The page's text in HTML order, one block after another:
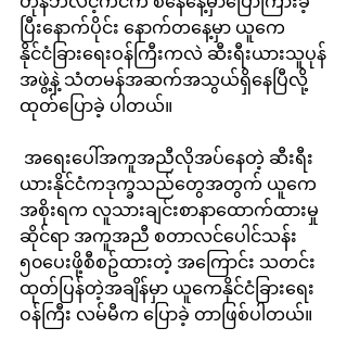
ပြီးနောက်ပိုင်း နောက်တနေ့မှာ ယူကေ
နိုင်ငံခြားရေးဝန်ကြီးကလဲ ဆီးရီးယားသူပုန်
အဖွဲ့နဲ့ သံတမန်အဆက်အသွယ်ရှိနေပြီလို့
ထုတ်ပြောခဲ့ ပါတယ်။
အရေးပေါ်အကူအညီလိုအပ်နေတဲ့ ဆီးရီး
ယားနိုင်ငံကဒုက္ခသည်တွေအတွက် ယူကေ
အစိုးရက လူသားချင်းစာနာထောက်ထားမှု
ဆိုင်ရာ အကူအညီ စတာလင်ပေါင်သန်း
၅၀ပေးဖို့စီစဥ်ထားတဲ့ အကြောင်း သတင်း
ထုတ်ပြန်တဲ့အချိန်မှာ ယူကေနိုင်ငံခြားရေး
ဝန်ကြီး လမ်မီက ပြောခဲ့ တာဖြစ်ပါတယ်။